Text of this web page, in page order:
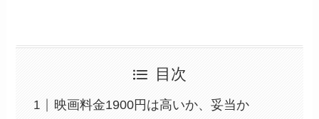
目次
映画料金1900円は高いか、妥当か